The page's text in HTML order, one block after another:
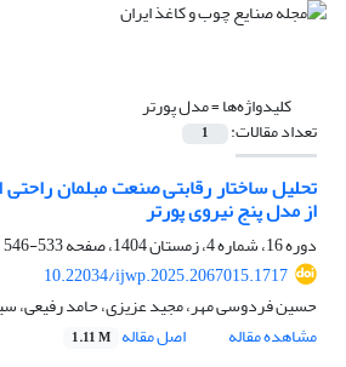
کلیدواژه‌ها =مدل پورتر
تعداد مقالات: 1
تحلیل ساختار رقابتی صنعت مبلمان راحتی
از مدل پنج نیروی پورتر
دوره 16، شماره 4، زمستان 1404، صفحه
533-546
10.22034/ijwp.2025.2067015.1717
حسین فردوسی مهر، مجید عزیزی، حامد رفیعی،
مشاهده مقاله
اصل مقاله 1.11 M